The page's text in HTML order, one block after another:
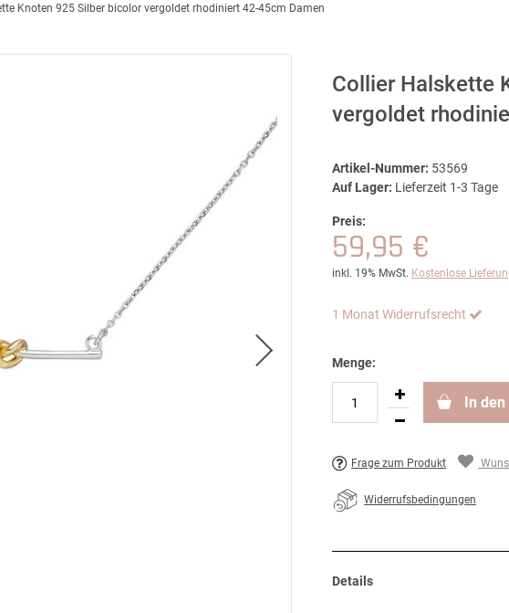
Knoten 925 Silber bicolor vergoldet rhodiniert 42-45cm Damen
Collier Halskette
vergoldet
Artikel-Nummer: 53569
Auf Lager: Lieferzeit 1-3 Tage
Preis:
59,95 €
inkl. 19% MwSt. Kostenlose
1 Monat Widerrufsrecht
Menge:
In
Frage zum Produkt
Widerrufsbedingungen
Details